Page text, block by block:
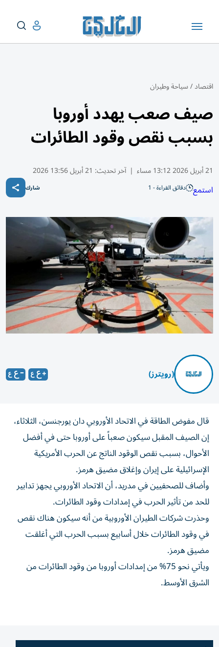
اقتصاد/سياحة وطيران
صيف صعب يهدد أوروبا
بسبب نقص وقود الطائرات
21 أبريل 2026 13:12 مساء | آخر تحديث: 21 أبريل 13:56 2026
استمع دقائق القراءة - 1 شارك
(رويترز)
قال مفوض الطاقة في الاتحاد الأوروبي دان يورجنسن، ⁠الثلاثاء،
إن الصيف المقبل سيكون صعباً على أوروبا حتى في أفضل
الأحوال، بسبب نقص الوقود الناتج ⁠عن الحرب الأمريكية
الإسرائيلية على إيران وإغلاق مضيق هرمز.
وأضاف للصحفيين في مدريد، أن الاتحاد ​الأوروبي يجهز تدابير
للحد من ‌تأثير الحرب في إمدادات وقود الطائرات.
وحذرت شركات ​الطيران الأوروبية من أنه سيكون هناك نقص
في وقود الطائرات خلال أسابيع بسبب الحرب التي أغلقت
مضيق ⁠هرمز.
ويأتي نحو ‌75% من إمدادات أوروبا من ⁠وقود الطائرات ​من
الشرق الأوسط.